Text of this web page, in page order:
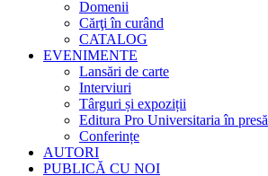
Domenii
Cărţi în curând
CATALOG
EVENIMENTE
Lansări de carte
Interviuri
Târguri și expoziții
Editura Pro Universitaria în presă
Conferințe
AUTORI
PUBLICĂ CU NOI